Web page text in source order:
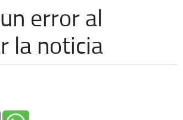
error al
la noticia